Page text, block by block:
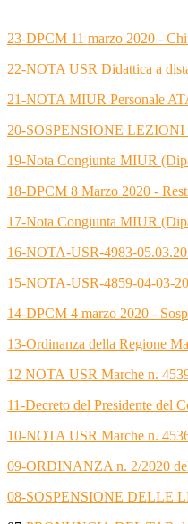
23-DPCM 11 marzo 2020 -
22-NOTA USR Didattica a
21-NOTA MIUR Personale
20-SOSPENSIONE LEZIONI
19-Nota Congiunta MIUR
18-DPCM 8 Marzo 2020 -
17-Nota Congiunta MIUR
16-NOTA-USR-4983-
15-NOTA-USR-4859-04-03-
14-DPCM 4 marzo 2020 -
13-Ordinanza della Regione
12 NOTA USR Marche n.
11-Decreto del Presidente del
10-NOTA USR Marche n.
09-ORDINANZA n. 2/2020
08-SOSPENSIONE DELLE